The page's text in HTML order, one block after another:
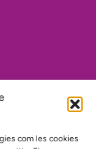
com les cookies